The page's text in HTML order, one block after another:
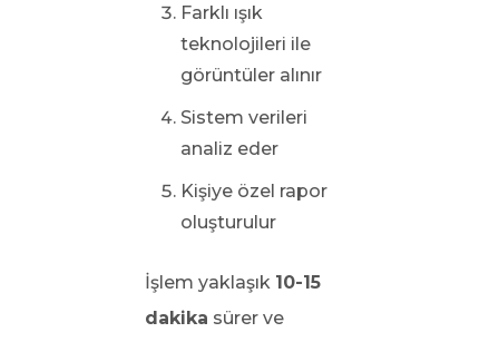
Farklı ışık
teknolojileri ile
görüntüler alınır
Sistem verileri
analiz eder
Kişiye özel rapor
oluşturulur
İşlem yaklaşık 10-15
dakika sürer ve